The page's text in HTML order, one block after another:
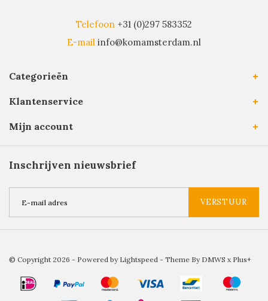
Telefoon +31 (0)297 583352
E-mail info@komamsterdam.nl
Categorieën
Klantenservice
Mijn account
Inschrijven nieuwsbrief
VERSTUUR
© Copyright 2026 - Powered by Lightspeed - Theme By DMWS x Plus+